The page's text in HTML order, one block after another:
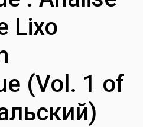
Lixo
(Vol. 1 of